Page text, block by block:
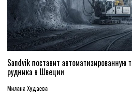
Sandvik поставит автоматизированную
рудника в Швеции
Милана Худаева